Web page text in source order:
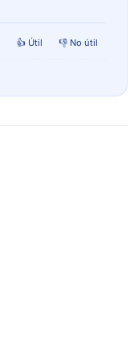
👍 Útil 👎 No útil